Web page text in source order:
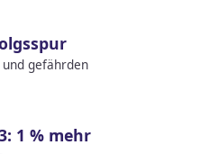
gefährden
1 % mehr